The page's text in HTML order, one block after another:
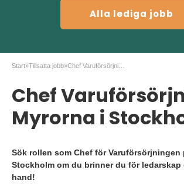
Alla lediga jobb
Start»Tillsatta jobb»
Chef
Myrorna i
Sök rollen som Chef för Varuförsörjningen
Stockholm om du brinner du för ledarskap
hand!